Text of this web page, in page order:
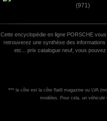
(971)
Cette encyclopédie en ligne PORSCHE
retrouverez une synthèse des
etc... prix catalogue neuf, vous
*** la côte est la côte flat6 magazine ou LVA
modèles. Pour cela, un véhicule